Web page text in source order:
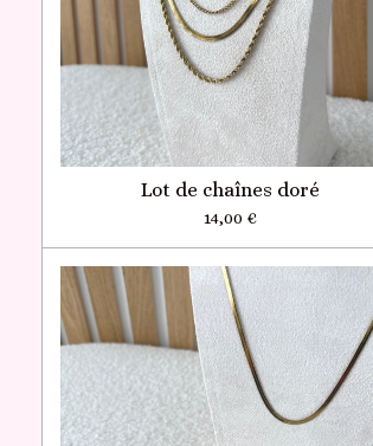
Lot de chaînes doré
14,00 €